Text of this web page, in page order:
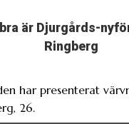
bra är Djurgårds-
Ringberg
har presenterat
26.